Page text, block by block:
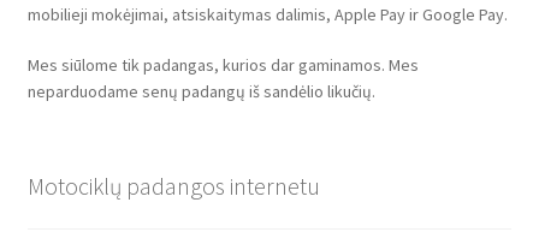
mobilieji mokėjimai, atsiskaitymas dalimis, Apple Pay ir Google Pay.
Mes siūlome tik padangas, kurios dar gaminamos. Mes
neparduodame senų padangų iš sandėlio likučių.
Motociklų padangos internetu